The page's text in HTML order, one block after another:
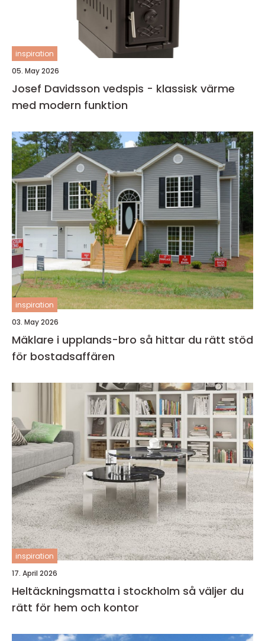
inspiration
05. May 2026
Josef Davidsson vedspis - klassisk värme
med modern funktion
inspiration
03. May 2026
Mäklare i upplands-bro så hittar du rätt stöd
för bostadsaffären
inspiration
17. April 2026
Heltäckningsmatta i stockholm så väljer du
rätt för hem och kontor